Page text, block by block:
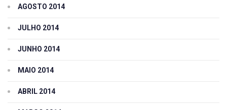
AGOSTO 2014
JULHO 2014
JUNHO 2014
MAIO 2014
ABRIL 2014